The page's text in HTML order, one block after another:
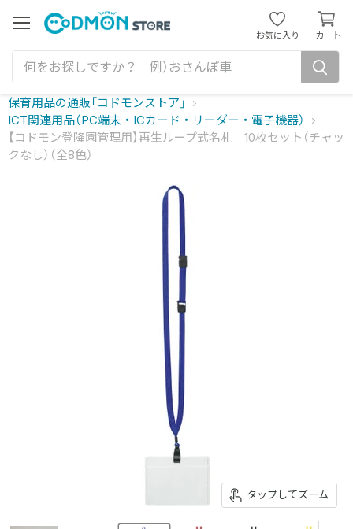
ュ
ー
お気に入り カート
カ
ー
ト
見
保育用品の通販「コドモンストア」
ICT関連用品（PC端末・ICカード・リーダー・電子機器）
【コドモン登降園管理用】再生ループ式名札 10枚セット（チャッ
クなし）（全8色）
タップしてズーム